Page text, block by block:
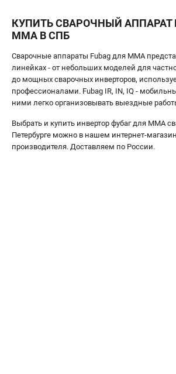
КУПИТЬ СВАРОЧНЫЙ АППАРАТ
MMA В СПБ
Сварочные аппараты Fubag для MMA
линейках - от небольших моделей для
до мощных сварочных инверторов,
профессионалами. Fubag IR, IN, IQ -
ними легко организовывать выездные
Выбрать и купить инвертор фубаг для MMA
Петербурге можно в нашем интернет-
производителя. Доставляем по России.